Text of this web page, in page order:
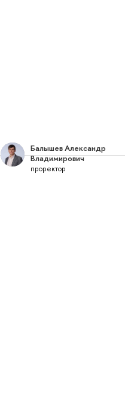
Балышев Александр
Владимирович
проректор